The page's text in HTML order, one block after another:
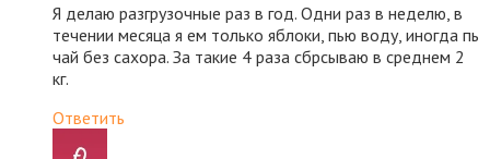
Я делаю разгрузочные раз в год. Одни раз в неделю, в
течении месяца я ем только яблоки, пью воду, иногда пь
чай без сахора. За такие 4 раза сбрсываю в среднем 2
кг.
Ответить